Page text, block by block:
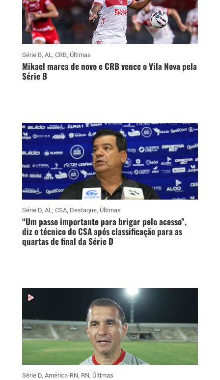
Série B, AL, CRB, Últimas
Mikael marca de novo e CRB vence o Vila Nova pela
Série B
Série D, AL, CSA, Destaque, Últimas
“Um passo importante para brigar pelo acesso”,
diz o técnico do CSA após classificação para as
quartas de final da Série D
Série D, América-RN, RN, Últimas